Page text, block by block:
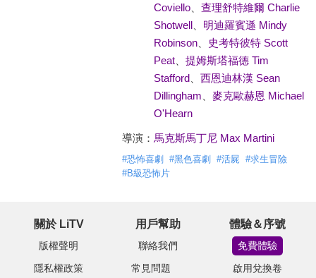
Coviello、 查理舒特維爾 Charlie
Shotwell、 明迪羅賓遜 Mindy
Robinson、
史考特彼特 Scott
Peat、 提姆斯塔福德 Tim
Stafford、 西恩迪林漢 Sean
Dillingham
麥克歐赫恩 Michael
O'Hearn
導演： 馬克斯馬丁尼 Max Martini
#恐怖喜劇 #黑色喜劇 #活屍 #求生冒險
#B級恐怖片
關於 LiTV
版權聲明
隱私權政策
用戶幫助
聯絡我們
常見問題
體驗＆序號
免費體驗
啟用兌換卷